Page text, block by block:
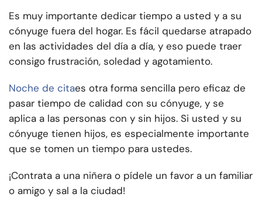
Es muy importante dedicar tiempo a usted y a su
cónyuge fuera del hogar. Es fácil quedarse atrapado
en las actividades del día a día, y eso puede traer
consigo frustración, soledad y agotamiento.
Noche de citaes otra forma sencilla pero eficaz de
pasar tiempo de calidad con su cónyuge, y se
aplica a las personas con y sin hijos. Si usted y su
cónyuge tienen hijos, es especialmente importante
que se tomen un tiempo para ustedes.
¡Contrata a una niñera o pídele un favor a un familiar
o amigo y sal a la ciudad!